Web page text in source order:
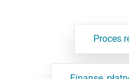
Proces